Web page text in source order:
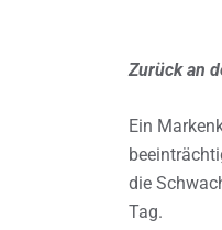
Zurück an
Ein
die
Tag.